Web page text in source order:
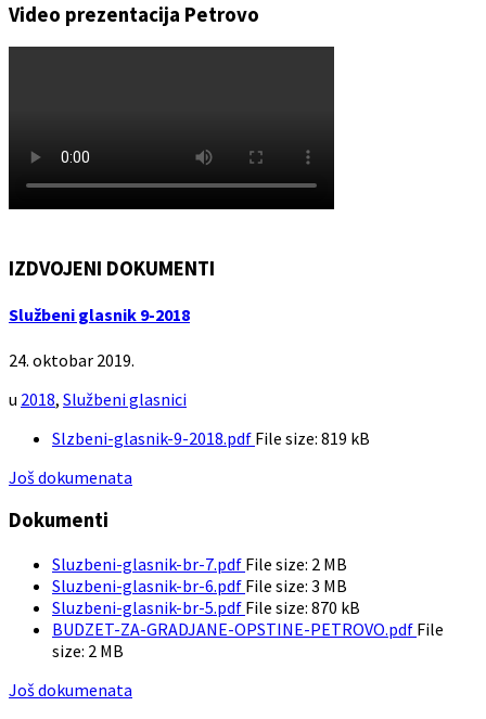
Video prezentacija Petrovo
IZDVOJENI DOKUMENTI
Službeni glasnik 9-2018
24. oktobar 2019.
u 2018, Službeni glasnici
Slzbeni-glasnik-9-2018.pdf File size: 819 kB
Još dokumenata
Dokumenti
Sluzbeni-glasnik-br-7.pdf File size: 2 MB
Sluzbeni-glasnik-br-6.pdf File size: 3 MB
Sluzbeni-glasnik-br-5.pdf File size: 870 kB
BUDZET-ZA-GRADJANE-OPSTINE-PETROVO.pdf File
size: 2 MB
Još dokumenata